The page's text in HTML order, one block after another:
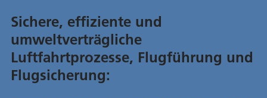
Sichere, effiziente und
umweltverträgliche
Luftfahrtprozesse, Flugführung und
Flugsicherung: